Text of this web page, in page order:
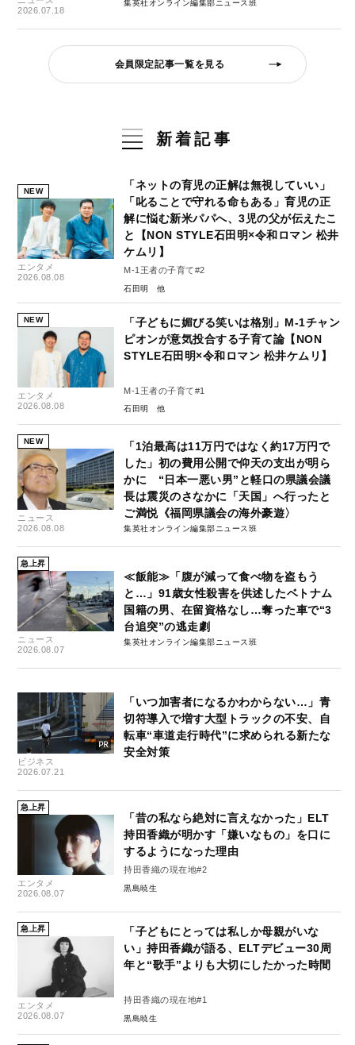
2026.07.18
集英社オンライン編集部ニュース班
会員限定記事一覧を見る
新着記事
NEW
エンタメ
2026.08.08
「ネットの育児の正解は無視していい」
「叱ることで守れる命もある」育児の正
解に悩む新米パパへ、3児の父が伝えたこ
と【NON STYLE石田明×令和ロマン 松井
ケムリ】
M-1王者の子育て#2
石田明
NEW
エンタメ
2026.08.08
「子どもに媚びる笑いは格別」M-1チャン
ピオンが意気投合する子育て論【NON
STYLE石田明×令和ロマン 松井ケムリ】
M-1王者の子育て#1
石田明
NEW
ニュース
2026.08.08
「1泊最高は11万円ではなく約17万円で
した」初の費用公開で仰天の支出が明ら
かに “日本一悪い男”と軽口の県議会議
長は震災のさなかに「天国」へ行ったと
ご満悦《福岡県議会の海外豪遊〉
集英社オンライン編集部ニュース班
急上昇
ニュース
2026.08.07
≪飯能≫「腹が減って食べ物を盗もう
と…」91歳女性殺害を供述したベトナム
国籍の男、在留資格なし…奪った車で“3
台追突”の逃走劇
集英社オンライン編集部ニュース班
ビジネス
2026.07.21
「いつ加害者になるかわからない…」青
切符導入で増す大型トラックの不安、自
転車“車道走行時代”に求められる新たな
安全対策
急上昇
エンタメ
2026.08.07
「昔の私なら絶対に言えなかった」ELT
持田香織が明かす「嫌いなもの」を口に
するようになった理由
持田香織の現在地#2
黒島暁生
急上昇
エンタメ
2026.08.07
「子どもにとっては私しか母親がいな
い」持田香織が語る、ELTデビュー30周
年と“歌手”よりも大切にしたかった時間
持田香織の現在地#1
黒島暁生